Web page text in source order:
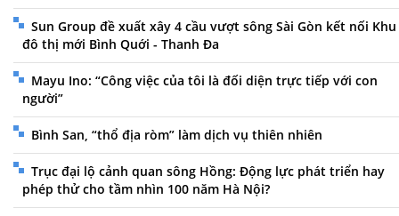
Sun Group đề xuất xây 4 cầu vượt sông Sài Gòn kết nối Khu
đô thị mới Bình Quới - Thanh Đa
Mayu Ino: “Công việc của tôi là đối diện trực tiếp với con
người”
Bình San, “thổ địa ròm” làm dịch vụ thiên nhiên
Trục đại lộ cảnh quan sông Hồng: Động lực phát triển hay
phép thử cho tầm nhìn 100 năm Hà Nội?